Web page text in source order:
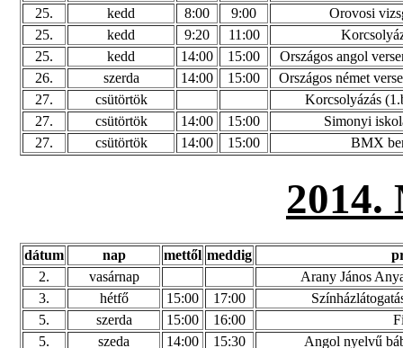
25.
kedd 8:00 9:00
Orovosi
25.
kedd 9:20 11:00
25.
kedd 14:00 15:00
Országos angol
26.
szerda 14:00 15:00
Országos német
27.
csütörtök
Korcsolyázás
27.
csütörtök 14:00 15:00
Simonyi
27.
csütörtök 14:00 15:00 BMX
dátum nap mettől meddig
2.
vasárnap
Arany János
3.
hétfő 15:00 17:00
5.
szerda 15:00 16:00
5.
szeda 14:00 15:30
Angol nyelvű